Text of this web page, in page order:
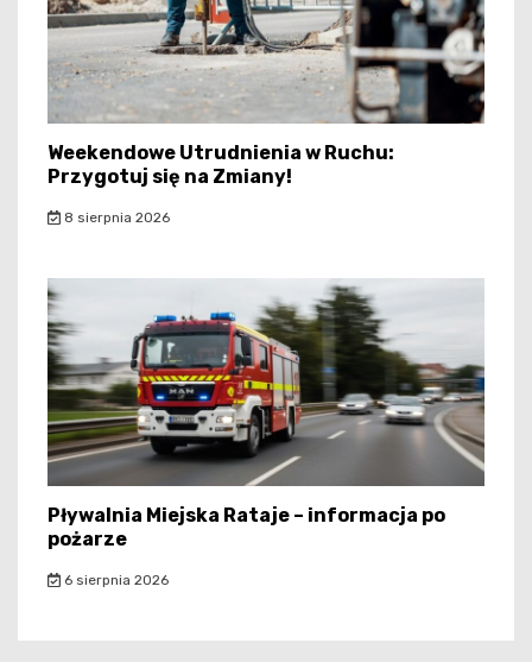
Weekendowe Utrudnienia w Ruchu:
Przygotuj się na Zmiany!
8 sierpnia 2026
Pływalnia Miejska Rataje – informacja po
pożarze
6 sierpnia 2026